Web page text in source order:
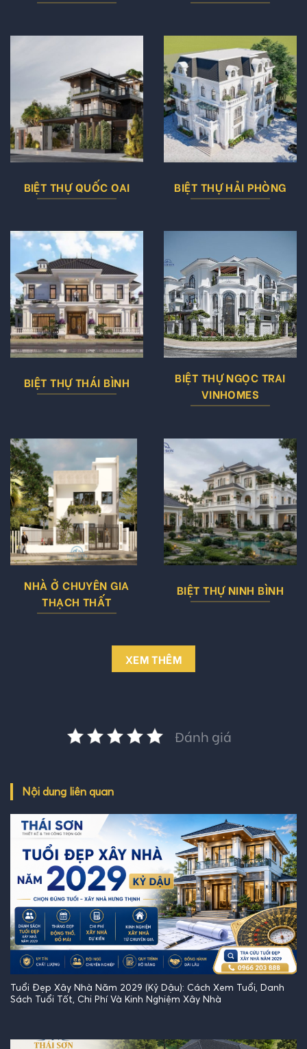
BIỆT THỰ QUỐC OAI BIỆT THỰ HẢI PHÒNG
BIỆT THỰ THÁI BÌNH
BIỆT THỰ NGỌC TRAI
VINHOMES
NHÀ Ở CHUYÊN GIA
THẠCH THẤT
BIỆT THỰ NINH BÌNH
XEM THÊM
Đánh giá
Nội dung liên quan
Tuổi Đẹp Xây Nhà Năm 2029 (Kỷ Dậu): Cách Xem Tuổi, Danh
Sách Tuổi Tốt, Chi Phí Và Kinh Nghiệm Xây Nhà